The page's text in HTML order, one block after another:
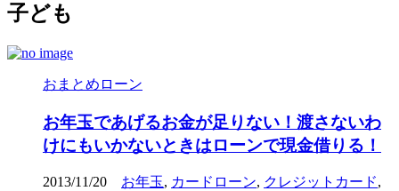
子ども
おまとめローン
お年玉であげるお金が足りない！渡さないわ
けにもいかないときはローンで現金借りる！
2013/11/20 お年玉, カードローン, クレジットカード,